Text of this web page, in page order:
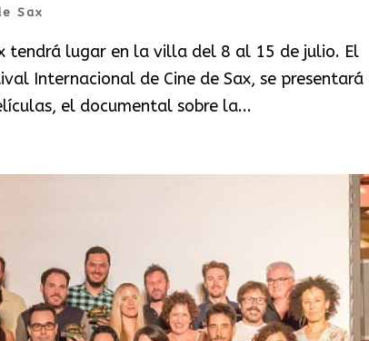
Sax
tendrá lugar en la villa del 8 al 15 de julio. El
Internacional de Cine de Sax, se presentará
el documental sobre la...